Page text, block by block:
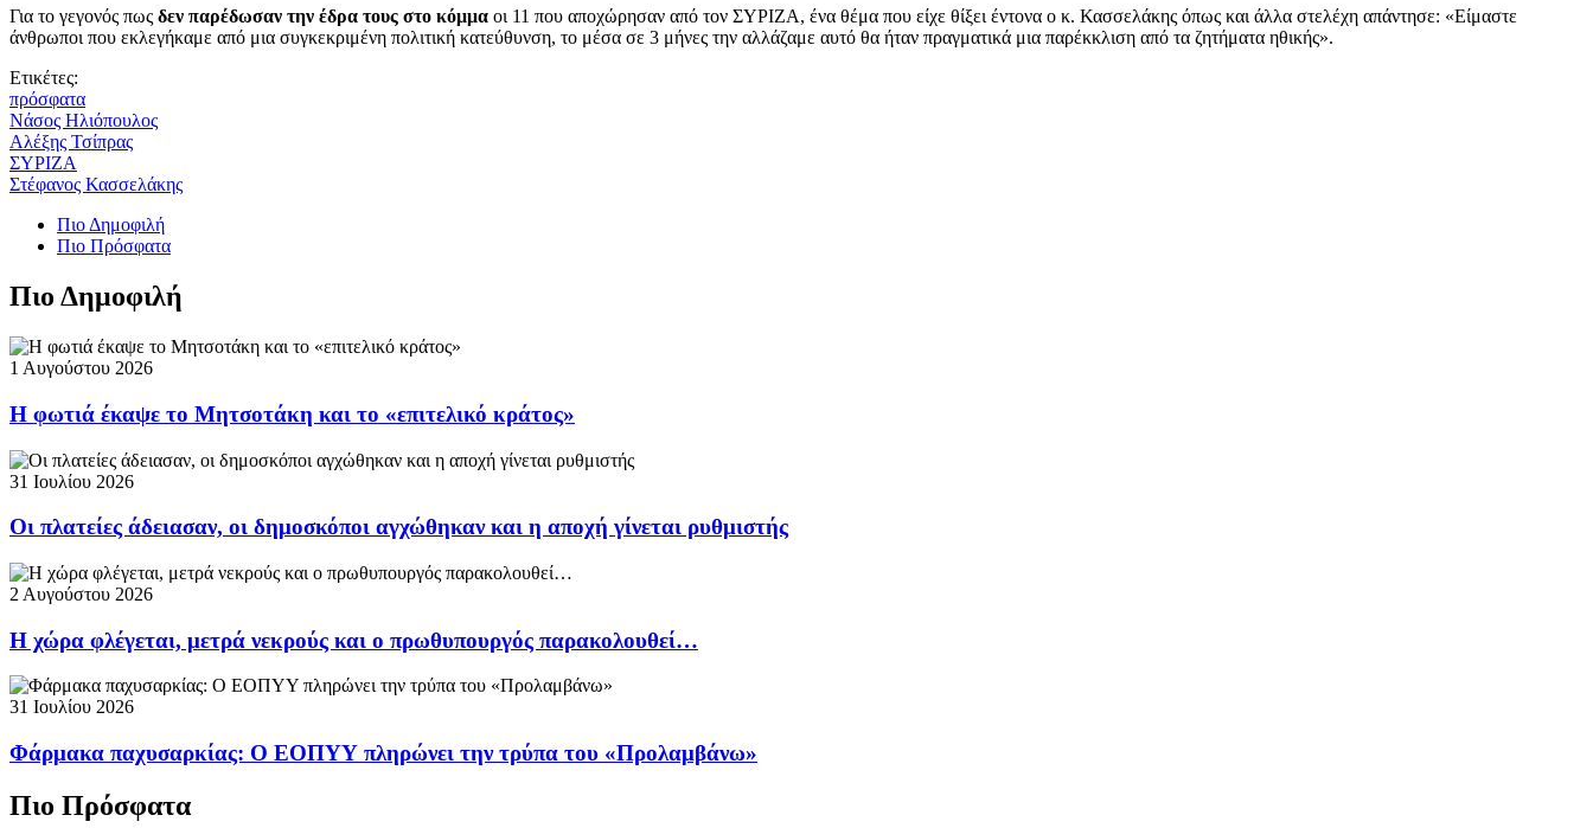
Για το γεγονός πως δεν παρέδωσαν την έδρα τους στο κόμμα οι 11 που αποχώρησαν από τον ΣΥΡΙΖΑ, ένα θέμα που είχε θίξει έντονα ο κ. Κασσελάκης όπως και άλλα στελέχη απάντησε: «Είμαστε
άνθρωποι που εκλεγήκαμε από μια συγκεκριμένη πολιτική κατεύθυνση, το μέσα σε 3 μήνες την αλλάζαμε αυτό θα ήταν πραγματικά μια παρέκκλιση από τα ζητήματα ηθικής».
Ετικέτες:
πρόσφατα
Νάσος Ηλιόπουλος
Αλέξης Τσίπρας
ΣΥΡΙΖΑ
Στέφανος Κασσελάκης
Πιο Δημοφιλή
Πιο Πρόσφατα
Πιο Δημοφιλή
1 Αυγούστου 2026
Η φωτιά έκαψε το Μητσοτάκη και το «επιτελικό κράτος»
31 Ιουλίου 2026
Οι πλατείες άδειασαν, οι δημοσκόποι αγχώθηκαν και η αποχή γίνεται ρυθμιστής
2 Αυγούστου 2026
Η χώρα φλέγεται, μετρά νεκρούς και ο πρωθυπουργός παρακολουθεί…
31 Ιουλίου 2026
Φάρμακα παχυσαρκίας: Ο ΕΟΠΥΥ πληρώνει την τρύπα του «Προλαμβάνω»
Πιο Πρόσφατα